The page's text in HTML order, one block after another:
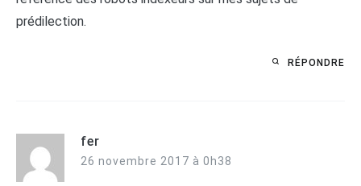
prédilection.
RÉPONDRE
fer
26 novembre 2017 à 0h38